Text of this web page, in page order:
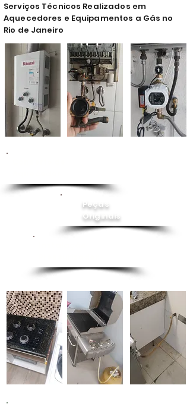
Serviços Técnicos Realizados em
Aquecedores e Equipamentos a Gás no
Rio de Janeiro
Peças
Originais